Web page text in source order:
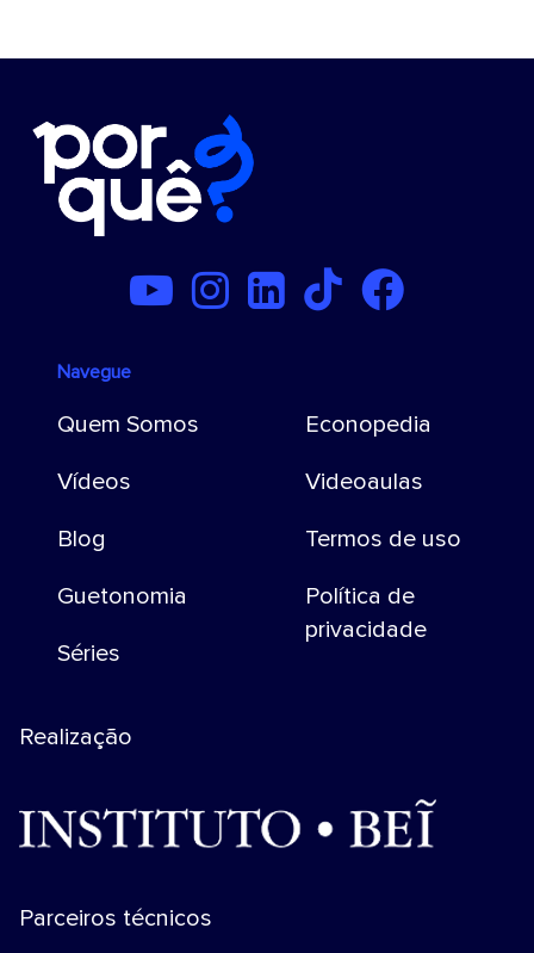
Navegue
Quem Somos
Vídeos
Blog
Guetonomia
Séries
Econopedia
Videoaulas
Termos de uso
Política de
privacidade
Realização
Parceiros técnicos